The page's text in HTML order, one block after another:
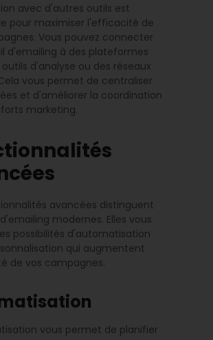
avec d'autres outils est
pour maximiser l'efficacité de
Vous pouvez connecter
d'emailing à des plateformes
outils d'analyse ou des réseaux
vous permet de centraliser
et d'améliorer la coordination
marketing.
avancées distinguent
modernes. Elles vous
possibilités d'automatisation
qui augmentent
de vos campagnes.
vous permet de planifier